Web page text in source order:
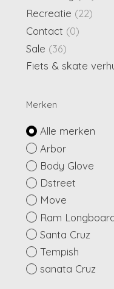
Recreatie (22)
Contact (0)
Sale (36)
Fiets & skate
Merken
Alle merken
Arbor
Body Glove
Dstreet
Move
Ram
Santa Cruz
Tempish
sanata Cruz